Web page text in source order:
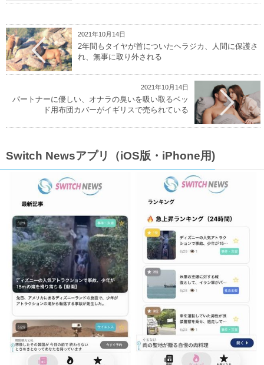
2021年10月14日
2年間もタイヤが首についたヘラジカ、人間に保護さ
れ、無事に取り外される
2021年10月14日
パートナーに優しい、オナラの臭いを吸い取るベッ
ド用布団カバーがイギリスで売られている
Switch Newsアプリ（iOS版・iPhone用)